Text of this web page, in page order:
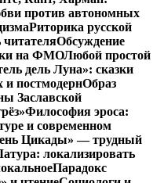
против автономных
Риторика русской
читателяОбсуждение
на ФМОЛюбой простой
дель Луна»: сказки
и постмодернОбраз
Заславской
Философия эроса:
и современном
Цикады» — трудный
локализировать
Парадокс